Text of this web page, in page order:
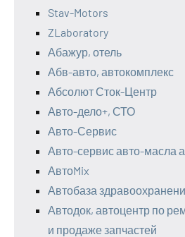
Stav-Motors
ZLaboratory
Абажур, отель
Абв-авто, автокомплекс
Абсолют Сток-Центр
Авто-дело+, СТО
Авто-Сервис
Авто-сервис авто-масла
АвтоMix
Автобаза
Автодок, автоцентр по
и продаже запчастей